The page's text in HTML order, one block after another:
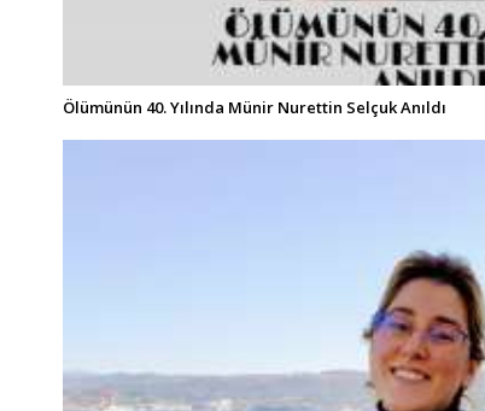
Ölümünün 40. Yılında Münir Nurettin Selçuk Anıldı